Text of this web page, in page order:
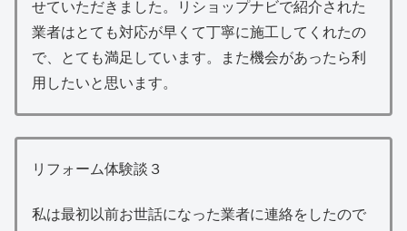
せていただきました。リショップナビで紹介された
業者はとても対応が早くて丁寧に施工してくれたの
で、とても満足しています。また機会があったら利
用したいと思います。
リフォーム体験談３
私は最初以前お世話になった業者に連絡をしたので